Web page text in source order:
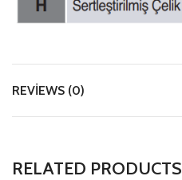
REVIEWS (0)
RELATED PRODUCTS